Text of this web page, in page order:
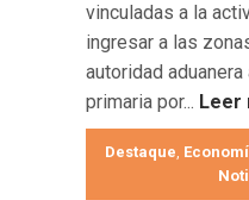
vinculadas a la
ingresar a las
autoridad
primaria por... Leer
Destaque,